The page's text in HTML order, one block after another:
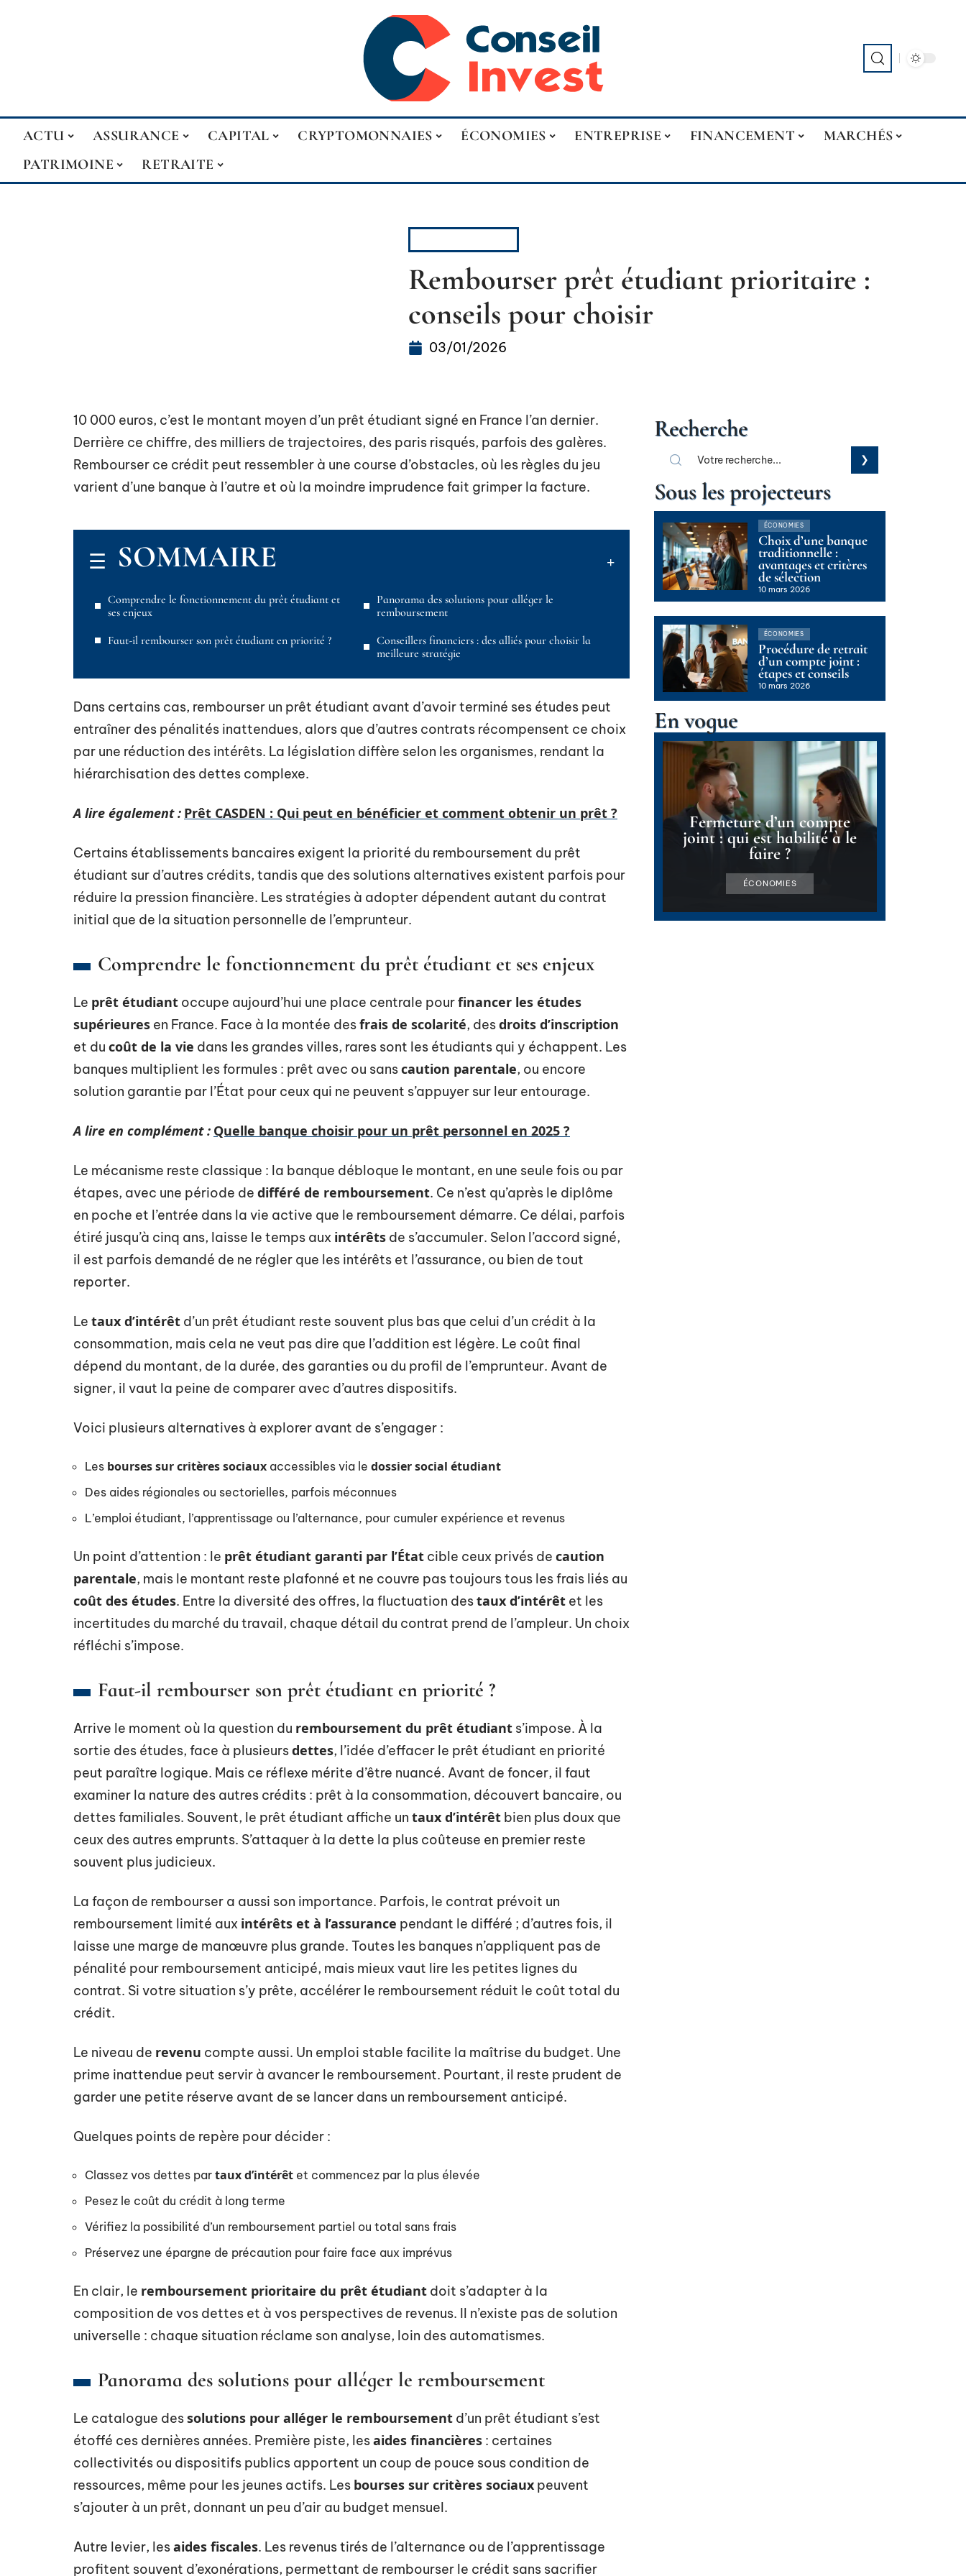
ACTU ASSURANCE CAPITAL CRYPTOMONNAIES ÉCONOMIES ENTREPRISE FINANCEMENT
MARCHÉS
PATRIMOINE
RETRAITE
Rembourser prêt étudiant prioritaire :
conseils pour choisir
03/01/2026
10 000 euros, c’est le montant moyen d’un prêt étudiant signé en France l’an dernier.
Derrière ce chiffre, des milliers de trajectoires, des paris risqués, parfois des galères.
Rembourser ce crédit peut ressembler à une course d’obstacles, où les règles du jeu
varient d’une banque à l’autre et où la moindre imprudence fait grimper la facture.
SOMMAIRE
Comprendre le fonctionnement du prêt étudiant et
ses enjeux
Faut-il rembourser son prêt étudiant en priorité ?
Panorama des solutions pour alléger le
remboursement
Conseillers financiers : des alliés pour choisir la
meilleure stratégie
Dans certains cas, rembourser un prêt étudiant avant d’avoir terminé ses études peut
entraîner des pénalités inattendues, alors que d’autres contrats récompensent ce choix
par une réduction des intérêts. La législation diffère selon les organismes, rendant la
hiérarchisation des dettes complexe.
A lire également : Prêt CASDEN : Qui peut en bénéficier et comment obtenir un prêt ?
Certains établissements bancaires exigent la priorité du remboursement du prêt
étudiant sur d’autres crédits, tandis que des solutions alternatives existent parfois pour
réduire la pression financière. Les stratégies à adopter dépendent autant du contrat
initial que de la situation personnelle de l’emprunteur.
Comprendre le fonctionnement du prêt étudiant et ses enjeux
Le prêt étudiant occupe aujourd’hui une place centrale pourfinancer les études
supérieures en France. Face à la montée desfrais de scolarité, desdroits d’inscription
et du coût de la vie dans les grandes villes, rares sont les étudiants qui y échappent. Les
banques multiplient les formules : prêt avec ou sanscaution parentale, ou encore
solution garantie par l’État pour ceux qui ne peuvent s’appuyer sur leur entourage.
A lire en complément : Quelle banque choisir pour un prêt personnel en 2025 ?
Le mécanisme reste classique : la banque débloque le montant, en une seule fois ou par
étapes, avec une période de différé de remboursement. Ce n’est qu’après le diplôme
en poche et l’entrée dans la vie active que le remboursement démarre. Ce délai, parfois
étiré jusqu’à cinq ans, laisse le temps aux intérêts de s’accumuler. Selon l’accord signé,
il est parfois demandé de ne régler que les intérêts et l’assurance, ou bien de tout
reporter.
Le taux d’intérêt d’un prêt étudiant reste souvent plus bas que celui d’un crédit à la
consommation, mais cela ne veut pas dire que l’addition est légère. Le coût final
dépend du montant, de la durée, des garanties ou du profil de l’emprunteur. Avant de
signer, il vaut la peine de comparer avec d’autres dispositifs.
Voici plusieurs alternatives à explorer avant de s’engager :
Les bourses sur critères sociaux accessibles via le dossier social étudiant
Des aides régionales ou sectorielles, parfois méconnues
L’emploi étudiant, l’apprentissage ou l’alternance, pour cumuler expérience et revenus
Un point d’attention : le prêt étudiant garanti par l’État cible ceux privés de caution
parentale, mais le montant reste plafonné et ne couvre pas toujours tous les frais liés au
coût des études. Entre la diversité des offres, la fluctuation destaux d’intérêt et les
incertitudes du marché du travail, chaque détail du contrat prend de l’ampleur. Un choix
réfléchi s’impose.
Faut-il rembourser son prêt étudiant en priorité ?
Arrive le moment où la question du remboursement du prêt étudiant s’impose. À la
sortie des études, face à plusieursdettes, l’idée d’effacer le prêt étudiant en priorité
peut paraître logique. Mais ce réflexe mérite d’être nuancé. Avant de foncer, il faut
examiner la nature des autres crédits : prêt à la consommation, découvert bancaire, ou
dettes familiales. Souvent, le prêt étudiant affiche un taux d’intérêt bien plus doux que
ceux des autres emprunts. S’attaquer à la dette la plus coûteuse en premier reste
souvent plus judicieux.
La façon de rembourser a aussi son importance. Parfois, le contrat prévoit un
remboursement limité aux intérêts et à l’assurance pendant le différé ; d’autres fois, il
laisse une marge de manœuvre plus grande. Toutes les banques n’appliquent pas de
pénalité pour remboursement anticipé, mais mieux vaut lire les petites lignes du
contrat. Si votre situation s’y prête, accélérer le remboursement réduit le coût total du
crédit.
Le niveau de revenu compte aussi. Un emploi stable facilite la maîtrise du budget. Une
prime inattendue peut servir à avancer le remboursement. Pourtant, il reste prudent de
garder une petite réserve avant de se lancer dans un remboursement anticipé.
Quelques points de repère pour décider :
Classez vos dettes par taux d’intérêt et commencez par la plus élevée
Pesez le coût du crédit à long terme
Vérifiez la possibilité d’un remboursement partiel ou total sans frais
Préservez une épargne de précaution pour faire face aux imprévus
En clair, le remboursement prioritaire du prêt étudiant doit s’adapter à la
composition de vos dettes et à vos perspectives de revenus. Il n’existe pas de solution
universelle : chaque situation réclame son analyse, loin des automatismes.
Panorama des solutions pour alléger le remboursement
Le catalogue dessolutions pour alléger le remboursement d’un prêt étudiant s’est
étoffé ces dernières années. Première piste, lesaides financières : certaines
collectivités ou dispositifs publics apportent un coup de pouce sous condition de
ressources, même pour les jeunes actifs. Les bourses sur critères sociaux peuvent
s’ajouter à un prêt, donnant un peu d’air au budget mensuel.
Autre levier, lesaides fiscales. Les revenus tirés de l’alternance ou de l’apprentissage
profitent souvent d’exonérations, permettant de rembourser le crédit sans sacrifier
Recherche
Sous les projecteurs
ÉCONOMIES
Choix d’une banque
traditionnelle :
avantages et critères
de sélection
10 mars 2026
ÉCONOMIES
Procédure de retrait
d’un compte joint :
étapes et conseils
10 mars 2026
En vogue
Fermeture d’un compte
joint : qui est habilité à le
faire ?
ÉCONOMIES